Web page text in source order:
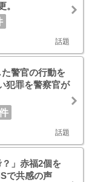
。
話題
警官の行動を
犯罪を警察官が
話題
」赤福2個を
で共感の声